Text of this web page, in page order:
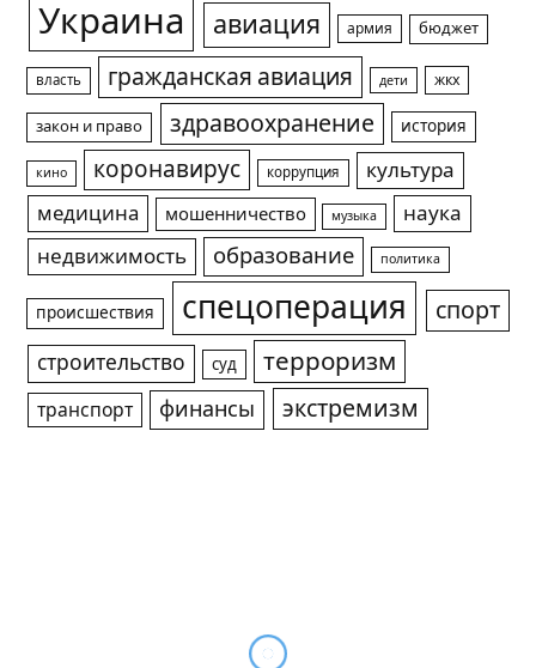
Украина авиация армия бюджет
власть гражданская авиация дети жкх
закон и право здравоохранение история
кино коронавирус коррупция
культура
медицина
мошенничество музыка
наука
недвижимость
образование политика
происшествия спецоперация спорт
строительство суд терроризм
транспорт финансы экстремизм